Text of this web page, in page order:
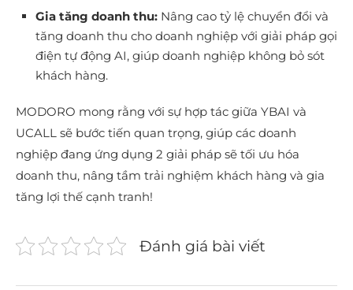
Gia tăng doanh thu: Nâng cao tỷ lệ chuyển đổi và
tăng doanh thu cho doanh nghiệp với giải pháp gọi
điện tự động AI, giúp doanh nghiệp không bỏ sót
khách hàng.
MODORO mong rằng với sự hợp tác giữa YBAI và
UCALL sẽ bước tiến quan trọng, giúp các doanh
nghiệp đang ứng dụng 2 giải pháp sẽ tối ưu hóa
doanh thu, nâng tầm trải nghiệm khách hàng và gia
tăng lợi thế cạnh tranh!
Đánh giá bài viết